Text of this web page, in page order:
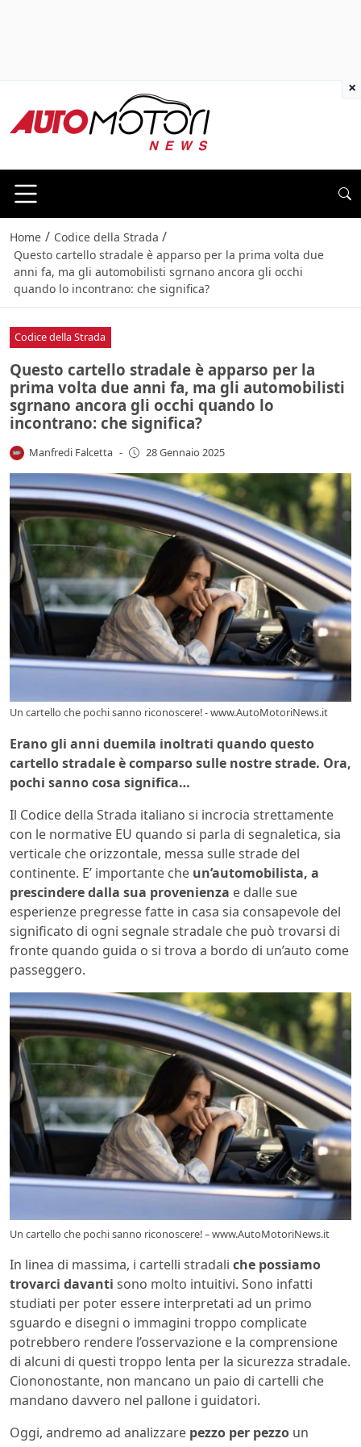
Home / Codice della Strada /
Questo cartello stradale è apparso per la prima volta due
anni fa, ma gli automobilisti sgrnano ancora gli occhi
quando lo incontrano: che significa?
Codice della Strada
Questo cartello stradale è apparso per la
prima volta due anni fa, ma gli automobilisti
sgrnano ancora gli occhi quando lo
incontrano: che significa?
Manfredi Falcetta - 28 Gennaio 2025
Un cartello che pochi sanno riconoscere! - www.AutoMotoriNews.it
Erano gli anni duemila inoltrati quando questo
cartello stradale è comparso sulle nostre strade. Ora,
pochi sanno cosa significa…
Il Codice della Strada italiano si incrocia strettamente
con le normative EU quando si parla di segnaletica, sia
verticale che orizzontale, messa sulle strade del
continente. E’ importante che un’automobilista, a
prescindere dalla sua provenienza e dalle sue
esperienze pregresse fatte in casa sia consapevole del
significato di ogni segnale stradale che può trovarsi di
fronte quando guida o si trova a bordo di un’auto come
passeggero.
Un cartello che pochi sanno riconoscere! – www.AutoMotoriNews.it
In linea di massima, i cartelli stradali che possiamo
trovarci davanti sono molto intuitivi. Sono infatti
studiati per poter essere interpretati ad un primo
sguardo e disegni o immagini troppo complicate
potrebbero rendere l’osservazione e la comprensione
di alcuni di questi troppo lenta per la sicurezza stradale.
Ciononostante, non mancano un paio di cartelli che
mandano davvero nel pallone i guidatori.
Oggi, andremo ad analizzare pezzo per pezzo un
×